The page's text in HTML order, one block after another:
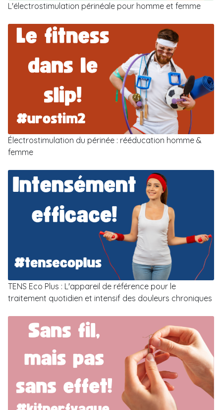
L'électrostimulation périnéale pour homme et femme
Électrostimulation du périnée : rééducation homme &
femme
TENS Eco Plus : L'appareil de référence pour le
traitement quotidien et intensif des douleurs chroniques